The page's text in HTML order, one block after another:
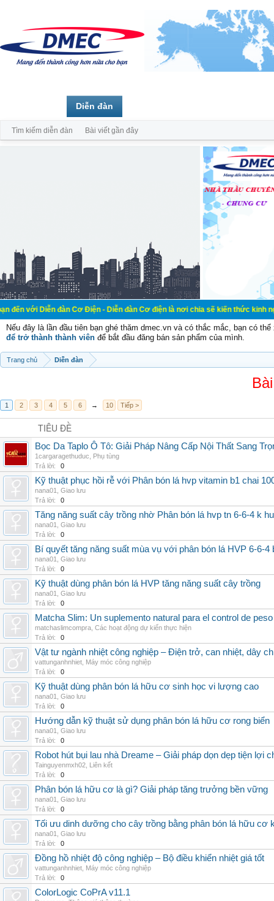
đàn Cơ Điện - Diễn đàn Cơ điện là nơi chia sẽ kiến thức kinh nghiệm
Nếu đây là lần đầu tiên bạn ghé thăm dmec.vn và có thắc mắc, bạn có
để trở thành thành viên để bắt đầu đăng bán sản phẩm của mình.
Trang chủ Diễn đàn
1 2 3 4 5 6 → 10 Tiếp >
TIÊU ĐỀ
Bọc Da Taplo Ô Tô: Giải Pháp Nâng Cấp Nội Thất Sang
1cargaragethuduc
Phụ tùng
Trả lời:
0
Kỹ thuật phục hồi rễ với Phân bón lá hvp vitamin b1 chai
nana01
Giao lưu
Trả lời:
0
Tăng năng suất cây trồng nhờ Phân bón lá hvp tn 6-6-4 k
nana01
Giao lưu
Trả lời:
0
Bí quyết tăng năng suất mùa vụ với phân bón lá HVP 6-6-4
nana01
Giao lưu
Trả lời:
0
Kỹ thuật dùng phân bón lá HVP tăng năng suất cây trồng
nana01
Giao lưu
Trả lời:
0
Matcha Slim: Un suplemento natural para el control de peso
matchaslimcompra Các hoạt động dự kiến thực hiện
Trả lời:
0
Vật tư ngành nhiệt công nghiệp – Điện trở, can nhiệt, dây
vattunganhnhiet Máy móc công nghiệp
Trả lời:
0
Kỹ thuật dùng phân bón lá hữu cơ sinh học vi lượng cao
nana01
Giao lưu
Trả lời:
0
Hướng dẫn kỹ thuật sử dụng phân bón lá hữu cơ rong biển
nana01
Giao lưu
Trả lời:
0
Robot hút bụi lau nhà Dreame – Giải pháp dọn dẹp tiện lợi
Tainguyenmxh02 Liên kết
Trả lời:
0
Phân bón lá hữu cơ là gì? Giải pháp tăng trưởng bền vững
nana01
Giao lưu
Trả lời:
0
Tối ưu dinh dưỡng cho cây trồng bằng phân bón lá hữu cơ
nana01
Giao lưu
Trả lời:
0
Đồng hồ nhiệt độ công nghiệp – Bộ điều khiển nhiệt giá tốt
vattunganhnhiet Máy móc công nghiệp
Trả lời:
0
ColorLogic CoPrA v11.1
Diễn đàn
Tìm kiếm diễn đàn Bài viết gần đây